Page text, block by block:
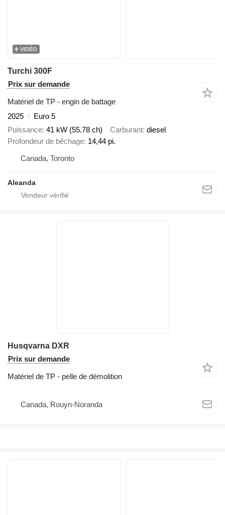
VIDÉO
Turchi 300F
Prix sur demande
Matériel de TP - engin de battage
2025
Euro 5
Puissance 41 kW (55.78 ch) Carburant diesel
Profondeur de bêchage 14,44 pi.
Canada, Toronto
Aleanda
Husqvarna DXR
Prix sur demande
Matériel de TP - pelle de démolition
Canada, Rouyn-Noranda